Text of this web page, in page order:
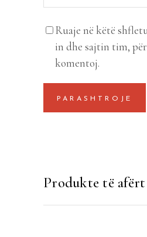
Ruaje në këtë
in dhe sajtin tim,
komentoj.
Produkte të afërt